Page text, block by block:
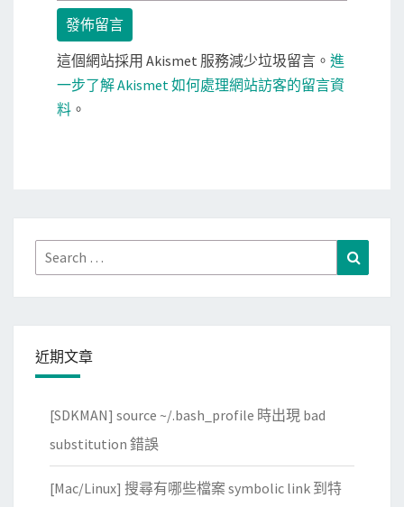
這個網站採用 Akismet 服務減少垃圾留言。 進
一步了解 Akismet 如何處理網站訪客的留言資
料 。
Search
for:
近期文章
[SDKMAN] source ~/.bash_profile 時出現 bad
substitution 錯誤
[Mac/Linux] 搜尋有哪些檔案 symbolic link 到特